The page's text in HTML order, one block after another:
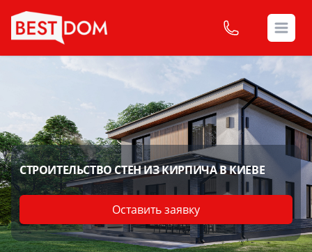
СТРОИТЕЛЬСТВО СТЕН ИЗ КИРПИЧА В КИЕВЕ
Оставить заявку